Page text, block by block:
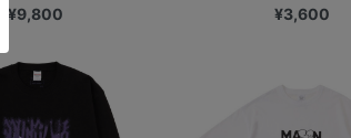
¥9,800 ¥3,600